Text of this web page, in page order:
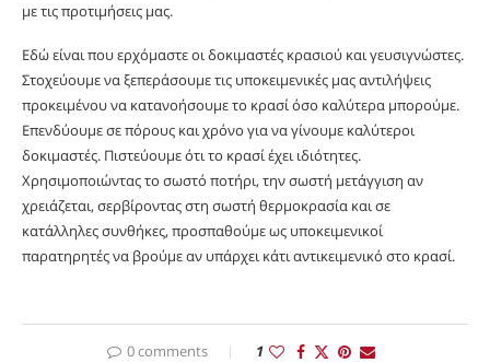
με τις προτιμήσεις μας.
Εδώ είναι που ερχόμαστε οι δοκιμαστές κρασιού και γευσιγνώστες.
Στοχεύουμε να ξεπεράσουμε τις υποκειμενικές μας αντιλήψεις
προκειμένου να κατανοήσουμε το κρασί όσο καλύτερα μπορούμε.
Επενδύουμε σε πόρους και χρόνο για να γίνουμε καλύτεροι
δοκιμαστές. Πιστεύουμε ότι το κρασί έχει ιδιότητες.
Χρησιμοποιώντας το σωστό ποτήρι, την σωστή μετάγγιση αν
χρειάζεται, σερβίροντας στη σωστή θερμοκρασία και σε
κατάλληλες συνθήκες, προσπαθούμε ως υποκειμενικοί
παρατηρητές να βρούμε αν υπάρχει κάτι αντικειμενικό στο κρασί.
0 comments 1